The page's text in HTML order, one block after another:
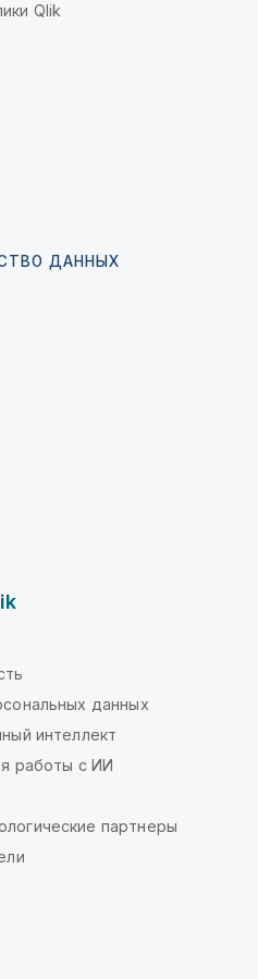
Qlik
ДАННЫХ
данных
интеллект
работы с ИИ
партнеры